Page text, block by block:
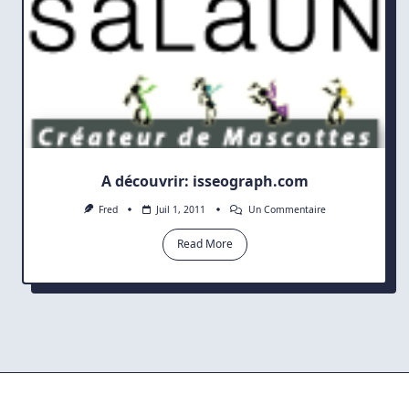
A découvrir: isseograph.com
Fred Juil 1, 2011 Un CommentaireSur
Read More